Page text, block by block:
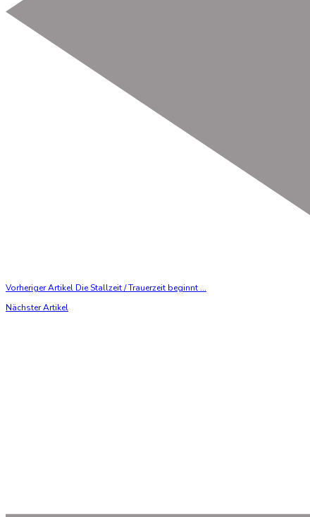
Vorheriger Artikel Die Stallzeit / Trauerzeit beginnt ...
Nächster Artikel